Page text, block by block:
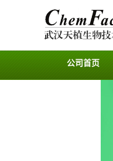
公司首页